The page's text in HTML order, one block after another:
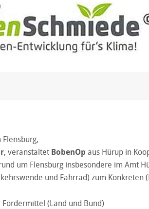
, veranstaltet BobenOp aus Hürup in
um Flensburg insbesondere im Amt
und Fahrrad) zum Konkreten
(Land und Bund)